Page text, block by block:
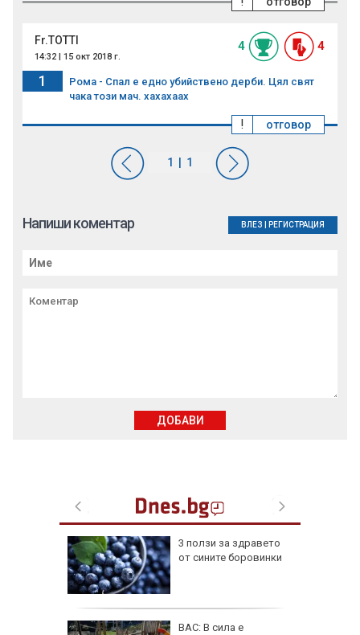
3 ползи за здравето
от сините боровинки
ВАС: В сила е
Fr.TOTTI
14:32 | 15 окт 2018 г.
4 4
1
Рома - Спал е едно убийствено дерби. Цял свят
чака този мач. хахахаах
отговор
!
Напиши коментар ВЛЕЗ РЕГИСТРАЦИЯ
ДОБАВИ